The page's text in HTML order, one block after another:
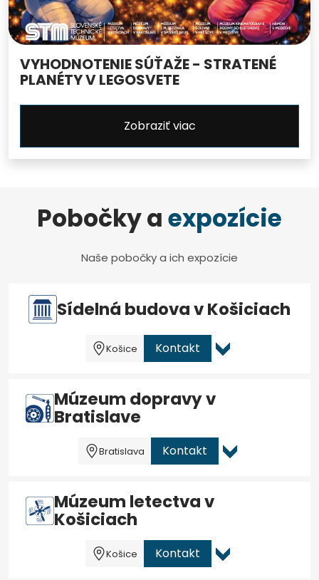
VYHODNOTENIE SÚŤAŽE - STRATENÉ
PLANÉTY V LEGOSVETE
Zobraziť viac
Pobočky aexpozície
Naše pobočky a ich expozície
Sídelná budova v Košiciach
Košice Kontakt
Múzeum dopravy v
Bratislave
Bratislava Kontakt
Múzeum letectva v
Košiciach
Košice Kontakt